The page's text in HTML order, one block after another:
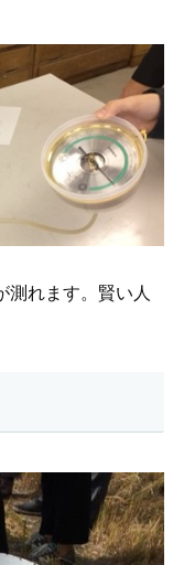
測れます。賢い人